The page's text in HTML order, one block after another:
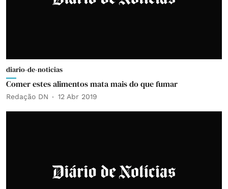
diario-de-noticias
Comer estes alimentos mata mais do que fumar
Redação DN 12 Abr 2019